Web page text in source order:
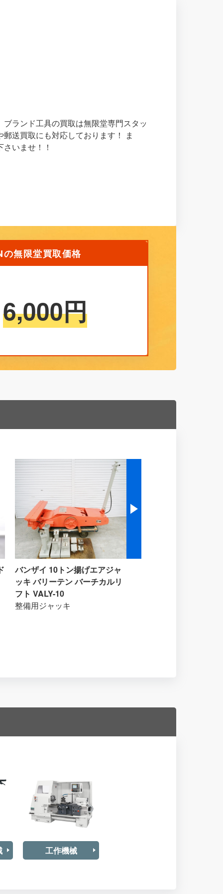
ランド工具の買取は無限堂専門スタッ
送買取にも対応しております！ ま
いませ！！
無限堂買取価格
6,000円
バンザイ 10トン揚げエアジャ
ッキ バリーテン バーチカルリ
フト VALY-10
整備用ジャッキ
工作機械